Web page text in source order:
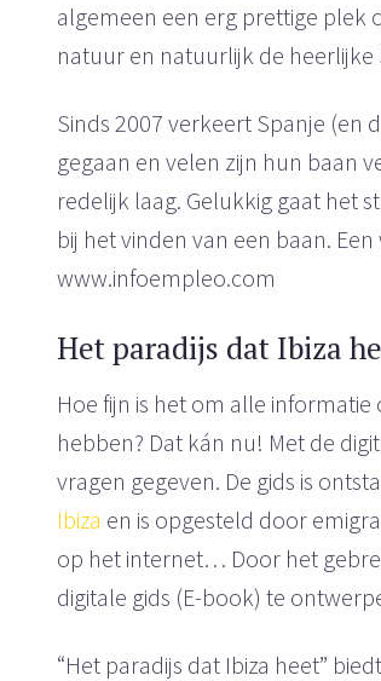
algemeen een erg prettige plek
natuur en natuurlijk de heerlijke
Sinds 2007 verkeert Spanje (en
gegaan en velen zijn hun baan
redelijk laag. Gelukkig gaat het
bij het vinden van een baan.
www.infoempleo.com
Het paradijs dat Ibiza
Hoe fijn is het om alle
hebben? Dat kán nu! Met de
vragen gegeven. De gids is
Ibiza en is opgesteld door
op het internet… Door het
digitale gids (E-book) te
“Het paradijs dat Ibiza heet”